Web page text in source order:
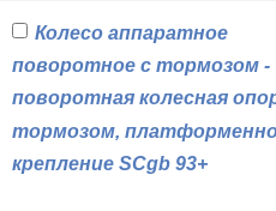
Колесо аппаратное
поворотное с тормозом -
поворотная колесная
тормозом,
крепление SCgb 93+